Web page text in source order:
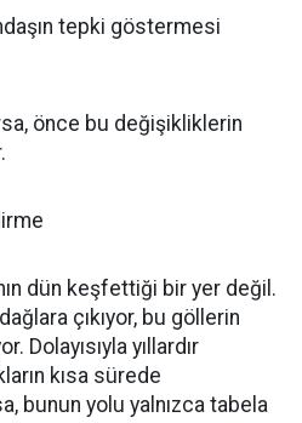
tepki göstermesi
önce bu değişikliklerin
dün keşfettiği bir yer değil.
çıkıyor, bu göllerin
Dolayısıyla yıllardır
kısa sürede
bunun yolu yalnızca tabela